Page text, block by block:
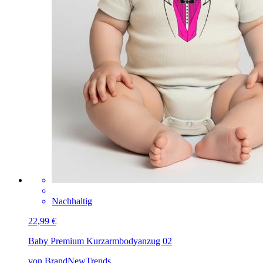
Nachhaltig
22,99 €
Baby Premium Kurzarmbodyanzug 02
von BrandNewTrends